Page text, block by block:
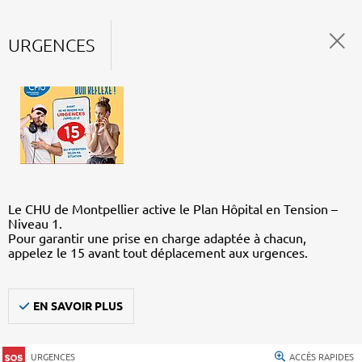
URGENCES
Le CHU de Montpellier active le Plan Hôpital en Tension –
Niveau 1.
Pour garantir une prise en charge adaptée à chacun,
appelez le 15 avant tout déplacement aux urgences.
EN SAVOIR PLUS
URGENCES ACCÈS RAPIDES